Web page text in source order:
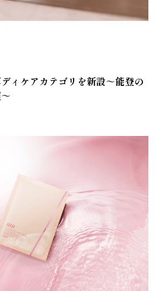
ィケアカテゴリを新設～能登の